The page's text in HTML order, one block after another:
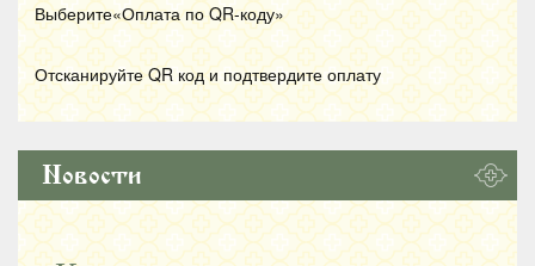
Выберите«Оплата по QR-коду»
Отсканируйте QR код и подтвердите оплату
Новости